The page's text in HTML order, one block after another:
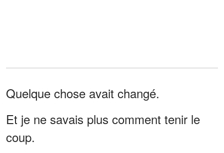
Quelque chose avait changé.
Et je ne savais plus comment tenir le
coup.